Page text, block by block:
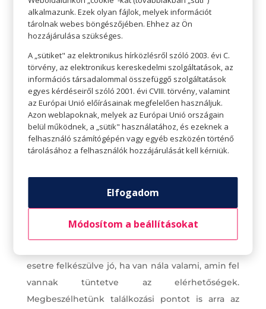
közelében leselkedhetnek ránk. Érdemes a
szabályokat pontosan megbeszélni a
Természetesen a vízparton kívül is történhetnek
balesetek, ezért a figyelem soha nem lankadhat.
Elsődleges fontosságú az is, hogy mindig tudjuk,
hol a gyerekünk. Még a legrutinosabb szülővel is
előfordulhat, hogy szem elől téveszti csemetéjét.
Nagyon oda kell figyelni egymásra, és a gyerekek
esetre felkészülve jó, ha van nála valami, amin fel
vannak tüntetve az elérhetőségek.
Megbeszélhetünk találkozási pontot is arra az
alkalmazunk. Ezek olyan fájlok, melyek információt
tárolnak webes böngészőjében. Ehhez az Ön
hozzájárulása szükséges.
A „sütiket" az elektronikus hírközlésről szóló 2003. évi C.
törvény, az elektronikus kereskedelmi szolgáltatások, az
információs társadalommal összefüggő szolgáltatások
egyes kérdéseiről szóló 2001. évi CVIII. törvény, valamint
az Európai Unió előírásainak megfelelően használjuk.
Azon weblapoknak, melyek az Európai Unió országain
belül működnek, a „sütik" használatához, és ezeknek a
felhasználó számítógépén vagy egyéb eszközén történő
tárolásához a felhasználók hozzájárulását kell kérniük.
Elfogadom
Módosítom a beállításokat